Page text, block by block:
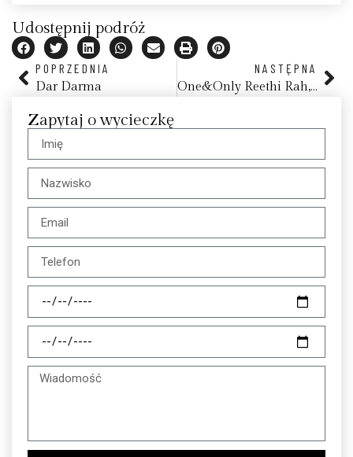
Udostępnij podróż
POPRZEDNIA
Dar Darma
NASTĘPNA
One&Only Reethi Rah, Malediwy
Zapytaj o wycieczkę